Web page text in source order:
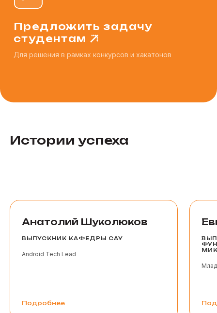
Истории успеха
Анатолий Шуколюков
ВЫПУСКНИК КАФЕДРЫ САУ
Android Tech Lead
Подробнее